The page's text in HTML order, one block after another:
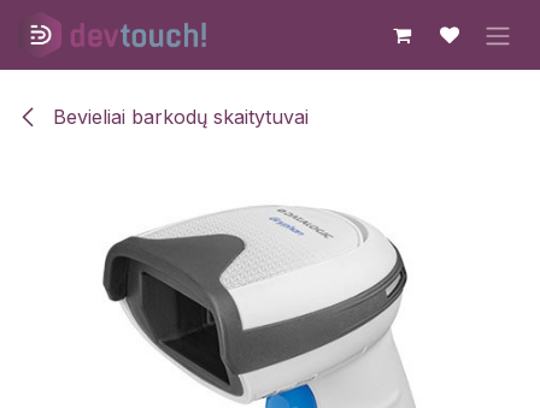
Skip to Content
Bevieliai barkodų skaitytuvai